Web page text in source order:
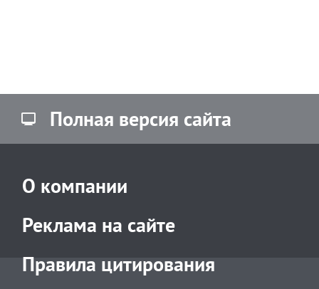
Полная версия сайта
О компании
Реклама на сайте
Правила цитирования